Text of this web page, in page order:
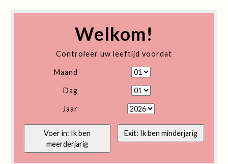
Welkom!
Controleer uw leeftijd voordat
Maand
Dag
Jaar